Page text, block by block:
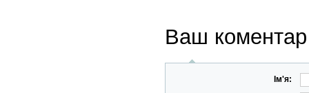
Ваш коментар
Ім'я: